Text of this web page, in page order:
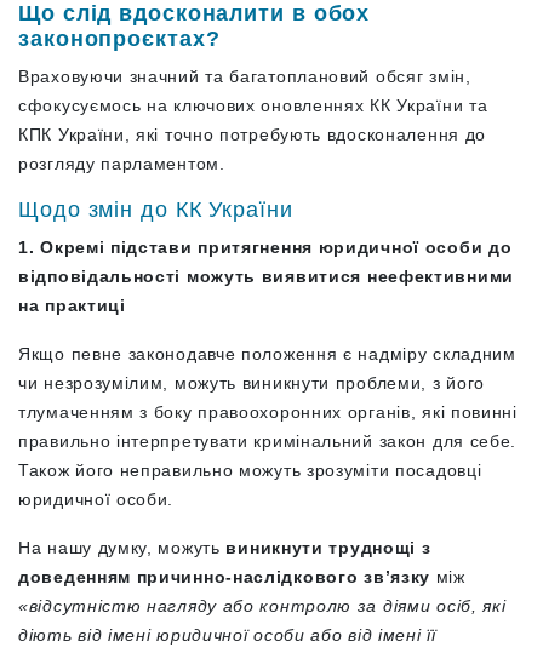
Що слід вдосконалити в обох
законопроєктах?
Враховуючи значний та багатоплановий обсяг змін,
сфокусуємось на ключових оновленнях КК України та
КПК України, які точно потребують вдосконалення до
розгляду парламентом.
Щодо змін до КК України
1. Окремі підстави притягнення юридичної особи до
відповідальності можуть виявитися неефективними
на практиці
Якщо певне законодавче положення є надміру складним
чи незрозумілим, можуть виникнути проблеми, з його
тлумаченням з боку правоохоронних органів, які повинні
правильно інтерпретувати кримінальний закон для себе.
Також його неправильно можуть зрозуміти посадовці
юридичної особи.
На нашу думку, можуть виникнути труднощі з
доведенням причинно-наслідкового зв’язку між
«відсутністю нагляду або контролю за діями осіб, які
діють від імені юридичної особи або від імені її